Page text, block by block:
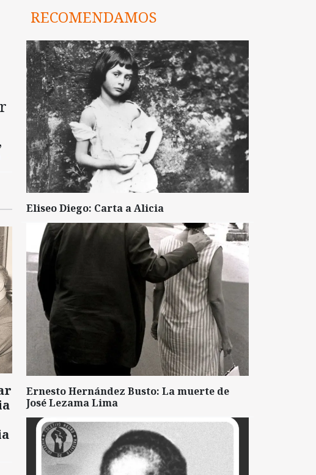
RECOMENDAMOS
Eliseo Diego: Carta a Alicia
Ernesto Hernández Busto: La muerte de
José Lezama Lima